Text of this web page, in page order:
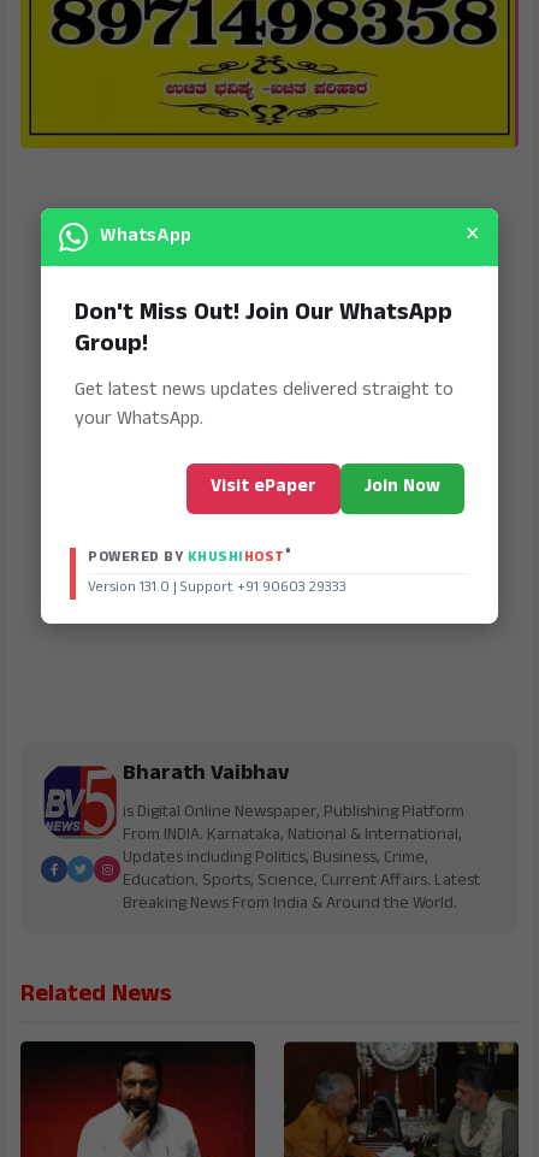
Bharath Vaibhav
is Digital Online Newspaper, Publishing Platform
From INDIA. Karnataka, National & International,
Updates including Politics, Business, Crime,
Education, Sports, Science, Current Affairs. Latest
Breaking News From India & Around the World.
Related News
WhatsApp ×
Don't Miss Out! Join Our WhatsApp
Group!
Get latest news updates delivered straight to
your WhatsApp.
Visit ePaper Join Now
POWERED BY KHUSHIHOST®
Version 131.0 | Support +91 90603 29333